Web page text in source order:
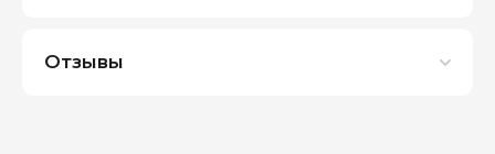
Отзывы